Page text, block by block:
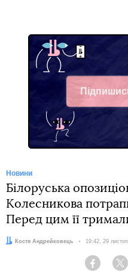
Facebook
Новини
Білоруська
Колесникова
Перед цим її
Автор:Костя Андрейковець Дата:
19:42, 29
Facebook